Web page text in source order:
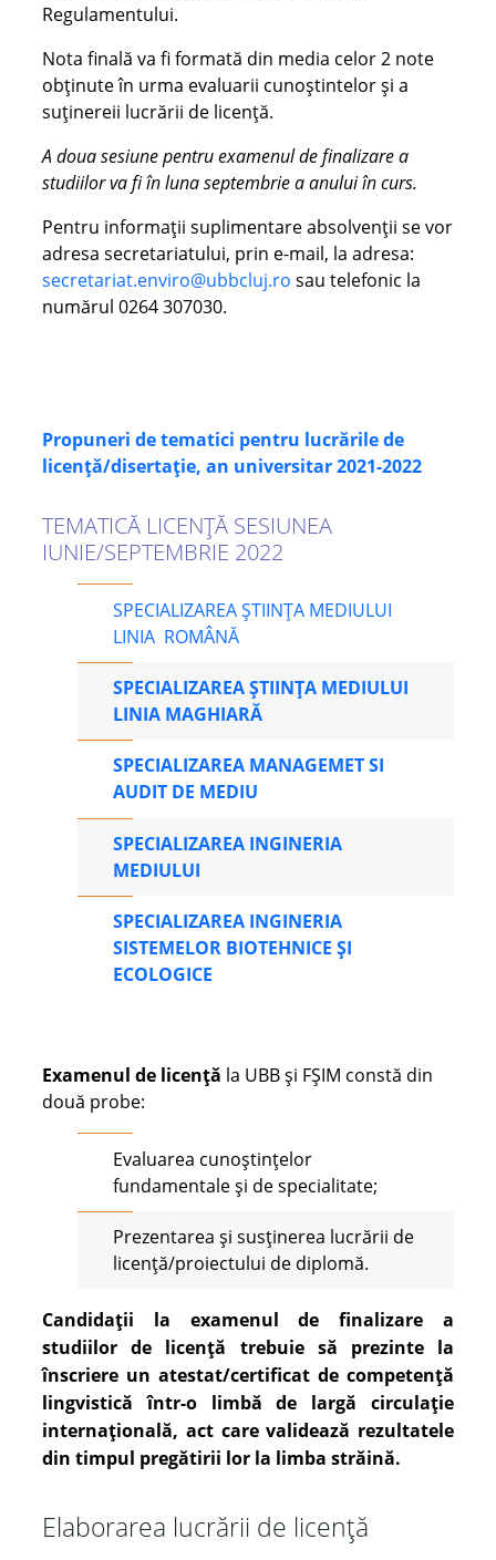
Regulamentului.
Nota finală va fi formată din media celor 2 note
obținute în urma evaluarii cunoștintelor și a
suținereii lucrării de licență.
A doua sesiune pentru examenul de finalizare a
studiilor va fi în luna septembrie a anului în curs.
Pentru informații suplimentare absolvenții se vor
adresa secretariatului, prin e-mail, la adresa:
secretariat.enviro@ubbcluj.ro sau telefonic la
numărul 0264 307030.
Propuneri de tematici pentru lucrările de
licență/disertație, an universitar 2021-2022
TEMATICĂ LICENȚĂ SESIUNEA
IUNIE/SEPTEMBRIE 2022
SPECIALIZAREA ȘTIINȚA MEDIULUI
LINIA ROMÂNĂ
SPECIALIZAREA ȘTIINȚA MEDIULUI
LINIA MAGHIARĂ
SPECIALIZAREA MANAGEMET SI
AUDIT DE MEDIU
SPECIALIZAREA INGINERIA
MEDIULUI
SPECIALIZAREA INGINERIA
SISTEMELOR BIOTEHNICE ȘI
ECOLOGICE
Examenul de licență la UBB și FȘIM constă din
două probe:
Evaluarea cunoștințelor
fundamentale și de specialitate;
Prezentarea și susținerea lucrării de
licență/proiectului de diplomă.
Candidații la examenul de finalizare a
studiilor de licență trebuie să prezinte la
înscriere un atestat/certificat de competență
lingvistică într-o limbă de largă circulație
internațională, act care validează rezultatele
din timpul pregătirii lor la limba străină.
Elaborarea lucrării de licență